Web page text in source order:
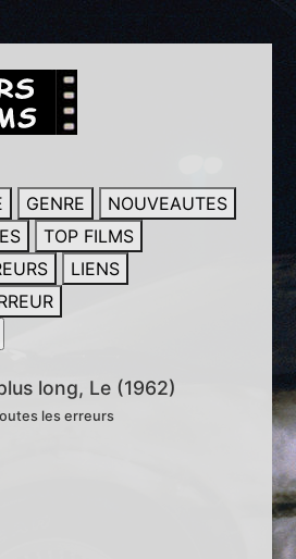
GENRE
NOUVEAUTES
TOP FILMS
LIENS
long, Le (1962)
les erreurs